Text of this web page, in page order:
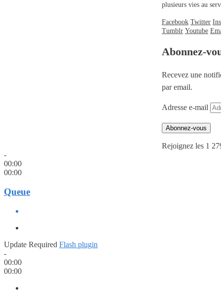
plusieurs vies au
Facebook Twitter
Tumblr Youtube
Abonnez-
Recevez une
par email.
Adresse e-mail
Abonnez-vous
Rejoignez les 1
-
00:00
00:00
Queue
Update Required Flash plugin
-
00:00
00:00